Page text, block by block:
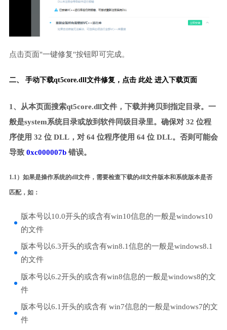
点击页面"一键修复"按钮即可完成。
二、 手动下载qt5core.dll文件修复， 点击 此处 进入下载页面
1、从本页面搜索qt5core.dll文件，下载并拷贝到指定目录。一
般是system系统目录或放到软件同级目录里。确保对 32 位程
序使用 32 位 DLL，对 64 位程序使用 64 位 DLL。否则可能会
导致 0xc000007b错误。
1.1）如果是操作系统的dll文件，需要检查下载的dll文件版本和系统版本是否
匹配，如：
版本号以10.0开头的或含有win10信息的一般是windows10
的文件
版本号以6.3开头的或含有win8.1信息的一般是windows8.1
的文件
版本号以6.2开头的或含有win8信息的一般是windows8的文
件
版本号以6.1开头的或含有 win7信息的一般是windows7的文
件